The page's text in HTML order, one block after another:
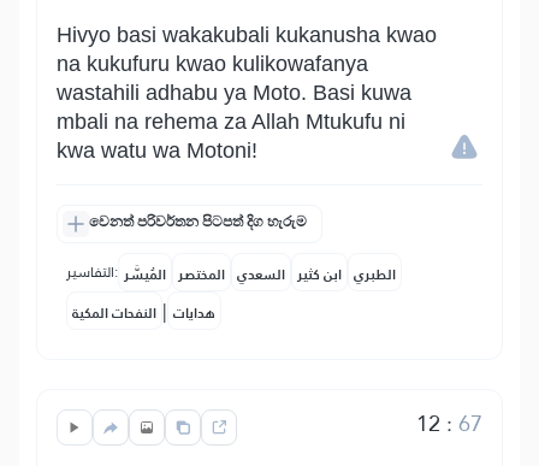
Hivyo basi wakakubali kukanusha kwao
na kukufuru kwao kulikowafanya
wastahili adhabu ya Moto. Basi kuwa
mbali na rehema za Allah Mtukufu ni
kwa watu wa Motoni!
වෙනත් පරිවර්තන පිටපත් දිග හැරුම
التفاسير: المُيسَّر المختصر السعدي ابن كثير الطبري
النفحات المكية | هدايات
12 :67